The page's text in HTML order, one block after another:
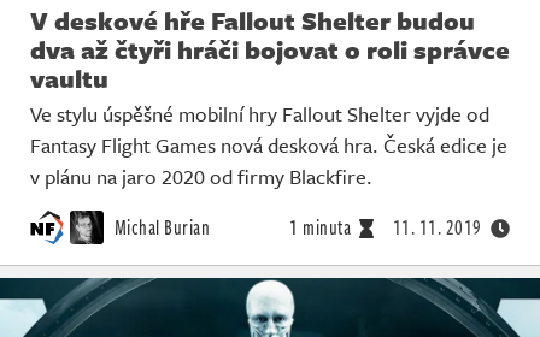
V deskové hře Fallout Shelter budou
dva až čtyři hráči bojovat o roli správce
vaultu
Ve stylu úspěšné mobilní hry Fallout Shelter vyjde od
Fantasy Flight Games nová desková hra. Česká edice je
v plánu na jaro 2020 od firmy Blackfire.
Michal Burian 1 minuta 11. 11. 2019